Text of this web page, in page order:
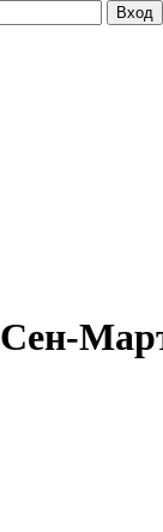
Вход
Сен-